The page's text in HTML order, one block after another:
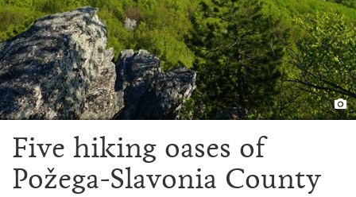
Five hiking oases of
Požega-Slavonia County